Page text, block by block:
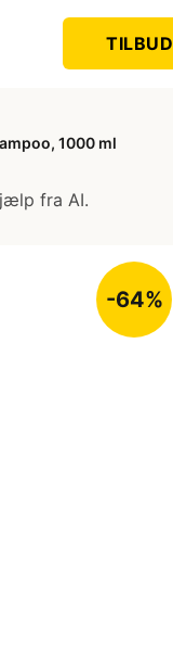
TILBUD
1000 ml
fra AI.
-64%